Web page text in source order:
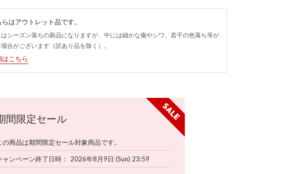
らはアウトレット品です。
はシーズン落ちの新品になりますが、中には細かな傷やシワ、若干の色落ち等が
合がございます（訳あり品を除く）。
はこちら
間限定セール
の商品は期間限定セール対象商品です。
ャンペーン終了日時 2026年8月9日 (Sun) 23:59